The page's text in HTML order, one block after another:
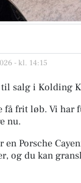
- kl. 14:15
til salg i Kolding
få frit løb. Vi har
nu.
en Porsche
og du kan